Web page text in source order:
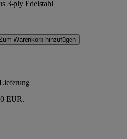
3-ply Edelstahl
Warenkorb hinzufügen
EUR.